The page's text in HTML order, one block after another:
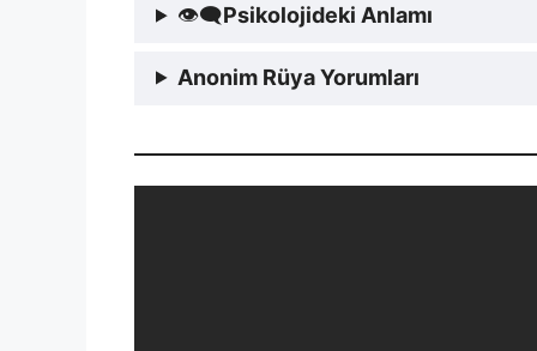
👁‍🗨Psikolojideki Anlamı
Anonim Rüya Yorumları